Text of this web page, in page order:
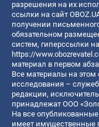
разрешения на их
ссылки на сайт
получении
обязательном
систем, гиперссылки
https://
материал в первом
Все материалы на этом
исследования –
редакции,
принадлежат ООО
На все
имеет имущественные